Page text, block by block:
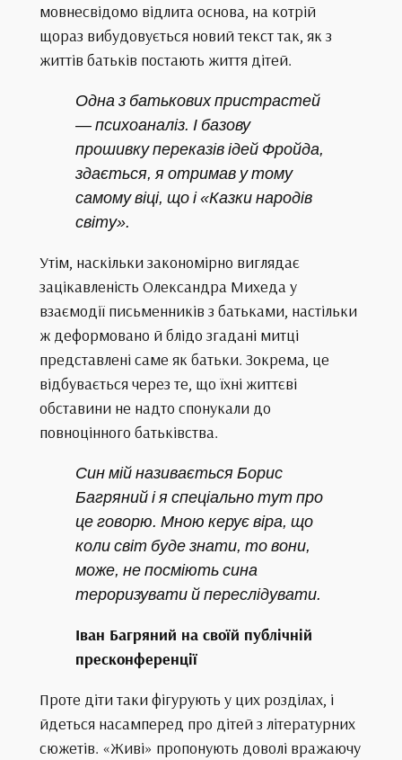
мовнесвідомо відлита основа, на котрій
щораз вибудовується новий текст так, як з
життів батьків постають життя дітей.
Одна з батькових пристрастей
— психоаналіз. І базову
прошивку переказів ідей Фройда,
здається, я отримав у тому
самому віці, що і «Казки народів
світу».
Утім, наскільки закономірно виглядає
зацікавленість Олександра Михеда у
взаємодії письменників з батьками, настільки
ж деформовано й блідо згадані митці
представлені саме як батьки. Зокрема, це
відбувається через те, що їхні життєві
обставини не надто спонукали до
повноцінного батьківства.
Син мій називається Борис
Багряний і я спеціально тут про
це говорю. Мною керує віра, що
коли світ буде знати, то вони,
може, не посміють сина
тероризувати й переслідувати.
Іван Багряний на своїй публічній
пресконференції
Проте діти таки фігурують у цих розділах, і
йдеться насамперед про дітей з літературних
сюжетів. «Живі» пропонують доволі вражаючу